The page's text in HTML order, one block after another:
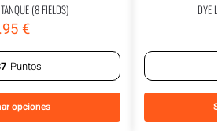
(8 FIELDS)
€
Puntos
opciones
DYE